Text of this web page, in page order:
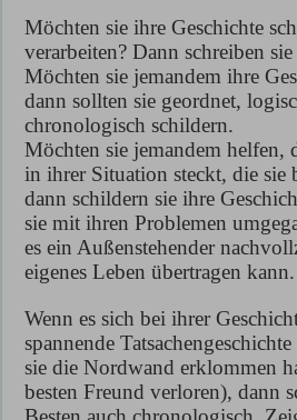
Möchten sie ihre Geschichte
verarbeiten? Dann schreiben
Möchten sie jemandem ihre
dann sollten sie geordnet,
chronologisch schildern.
Möchten sie jemandem helfen,
in ihrer Situation steckt, die sie
dann schildern sie ihre
sie mit ihren Problemen
es ein Außenstehender
eigenes Leben übertragen kann.
Wenn es sich bei ihrer
spannende
sie die Nordwand erklommen
besten Freund verloren), dann